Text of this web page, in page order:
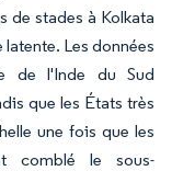
de stades à Kolkata
Les données
de l'Inde du Sud
que les États très
une fois que les
comblé le sous-